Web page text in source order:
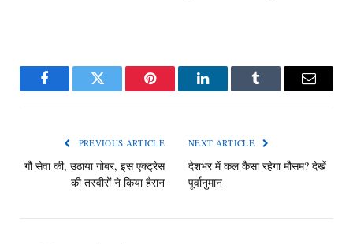
FacebookTwitter Pinterest LinkedInTumblr Email
PREVIOUS ARTICLE
गौ सेवा की, उठाया गोबर, इस एक्ट्रेस
की तस्वीरों ने किया हैरान
NEXT ARTICLE
देशभर में कल कैसा रहेगा मौसम? देखें
पूर्वानुमान